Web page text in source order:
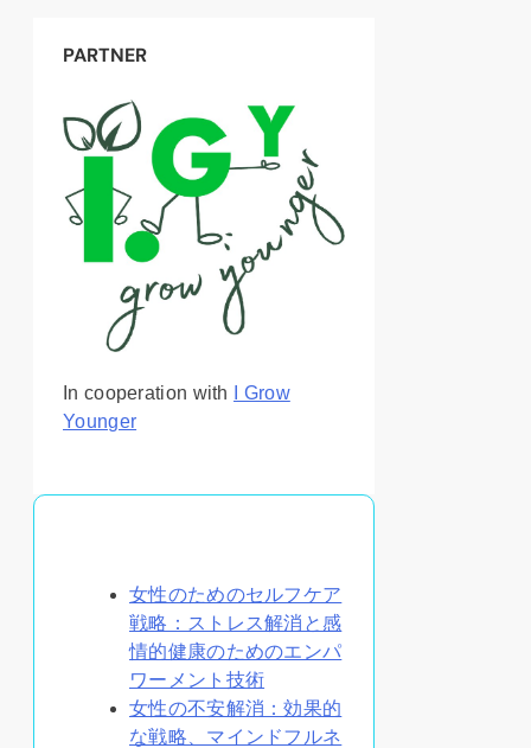
PARTNER
In cooperation with
I Grow
Younger
女性のためのセルフケア
戦略：ストレス解消と感
情的健康のためのエンパ
ワーメント技術
女性の不安解消：効果的
な戦略、マインドフルネ